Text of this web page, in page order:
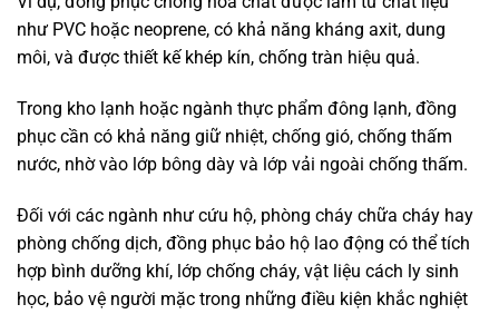
như PVC hoặc neoprene, có khả năng kháng axit, dung
môi, và được thiết kế khép kín, chống tràn hiệu quả.
Trong kho lạnh hoặc ngành thực phẩm đông lạnh, đồng
phục cần có khả năng giữ nhiệt, chống gió, chống thấm
nước, nhờ vào lớp bông dày và lớp vải ngoài chống thấm.
Đối với các ngành như cứu hộ, phòng cháy chữa cháy hay
phòng chống dịch, đồng phục bảo hộ lao động có thể tích
hợp bình dưỡng khí, lớp chống cháy, vật liệu cách ly sinh
học, bảo vệ người mặc trong những điều kiện khắc nghiệt